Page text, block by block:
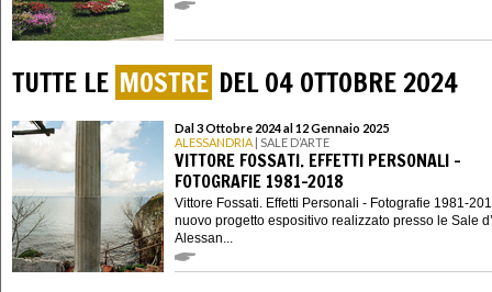
TUTTE LE MOSTRE DEL 04 OTTOBRE 2024
Dal 3 Ottobre 2024 al 12 Gennaio 2025
ALESSANDRIA | SALE D’ARTE
VITTORE FOSSATI. EFFETTI PERSONALI -
FOTOGRAFIE 1981-2018
Vittore Fossati. Effetti Personali - Fotografie 1981-
nuovo progetto espositivo realizzato presso le Sale
Alessan...